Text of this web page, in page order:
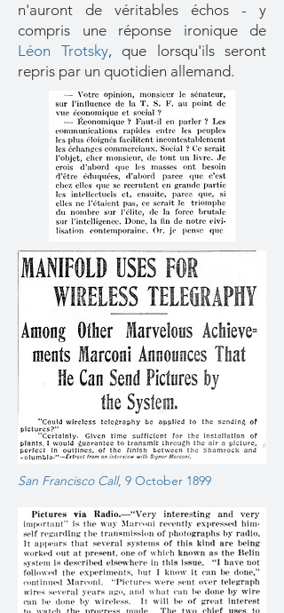
n'auront de véritables échos - y
compris une réponse ironique de
Léon Trotsky, que lorsqu'ils seront
repris par un quotidien allemand.
San Francisco Call, 9 October 1899